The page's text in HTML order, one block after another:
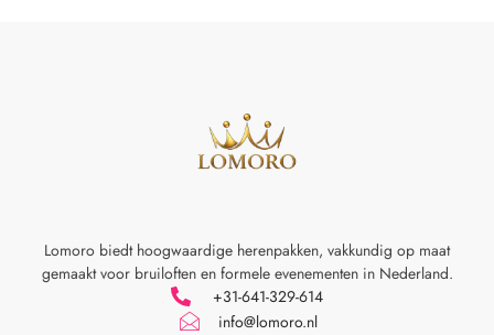
Lomoro biedt hoogwaardige herenpakken, vakkundig op maat
gemaakt voor bruiloften en formele evenementen in Nederland.
+31-641-329-614
info@lomoro.nl